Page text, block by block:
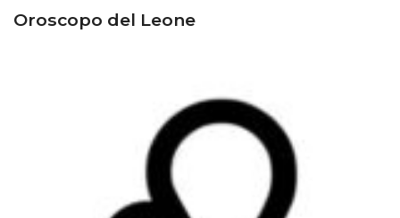
Oroscopo del Leone